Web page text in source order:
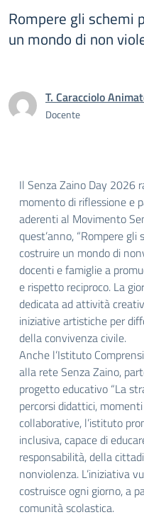
Rompere gli schemi
un mondo di non
T. Caracciolo
Docente
Il Senza Zaino Day 2026
momento di riflessione e
aderenti al Movimento
quest’anno, “Rompere
costruire un mondo di
docenti e famiglie a
e rispetto reciproco. La
dedicata ad attività
iniziative artistiche per
della convivenza civile.
Anche l’Istituto
alla rete Senza Zaino,
progetto educativo “La
percorsi didattici,
collaborative, l’istituto
inclusiva, capace di
responsabilità, della
nonviolenza. L’iniziativa
costruisce ogni giorno, a
comunità scolastica.